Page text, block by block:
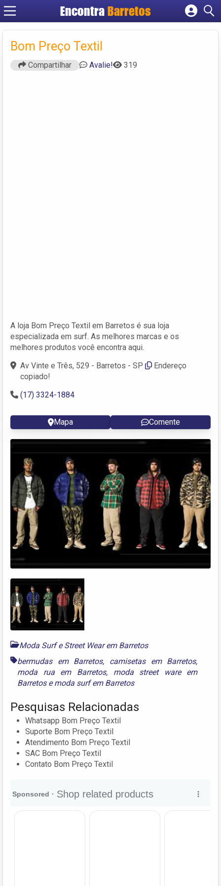
Encontra Barretos
Cadastrar empresa
Criar conta
Bom Preço Textil
Compartilhar Avalie! 319
A loja Bom Preço Textil em Barretos é sua loja
especializada em surf. As melhores marcas e os
melhores produtos você encontra aqui.
Av Vinte e Três, 529 - Barretos - SP
Endereço
copiado!
(17) 3324-1884
Mapa Comente
Moda Surf e Street Wear em Barretos
bermudas em Barretos, camisetas em Barretos,
moda rua em Barretos, moda street ware em
Barretosemoda surf em Barretos
Pesquisas Relacionadas
Whatsapp Bom Preço Textil
Suporte Bom Preço Textil
Atendimento Bom Preço Textil
SAC Bom Preço Textil
Contato Bom Preço Textil